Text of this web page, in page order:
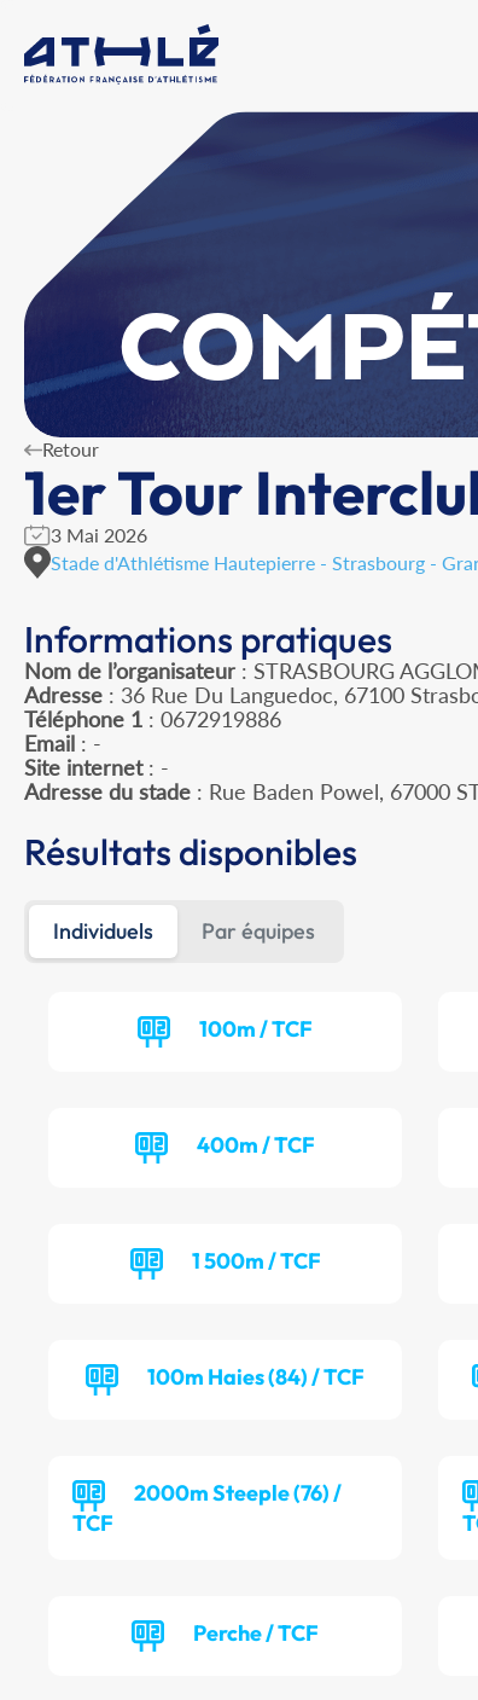
Retour
1er Tour
3 Mai 2026
Stade d'Athlétisme Hautepierre - Strasbourg -
Informations pratiques
Nom de l’organisateur : STRASBOURG
Adresse : 36 Rue Du Languedoc, 67100
Téléphone 1 : 0672919886
Email : -
Site internet: -
Adresse du stade : Rue Baden Powel, 67000
Résultats disponibles
Individuels Par équipes
100m / TCF
400m / TCF
1 500m / TCF
100m Haies (84) / TCF
2000m Steeple (76) /
TCF
Perche / TCF